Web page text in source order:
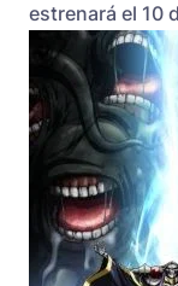
estrenará el 10